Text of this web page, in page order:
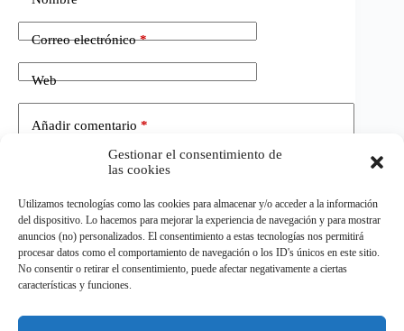
Gestionar el consentimiento de
las cookies
Utilizamos tecnologías como las cookies para almacenar y/o acceder a la información
del dispositivo. Lo hacemos para mejorar la experiencia de navegación y para mostrar
anuncios (no) personalizados. El consentimiento a estas tecnologías nos permitirá
procesar datos como el comportamiento de navegación o los ID's únicos en este sitio.
No consentir o retirar el consentimiento, puede afectar negativamente a ciertas
características y funciones.
Correo electrónico*
Web
Añadir comentario *
Publicar el comentario